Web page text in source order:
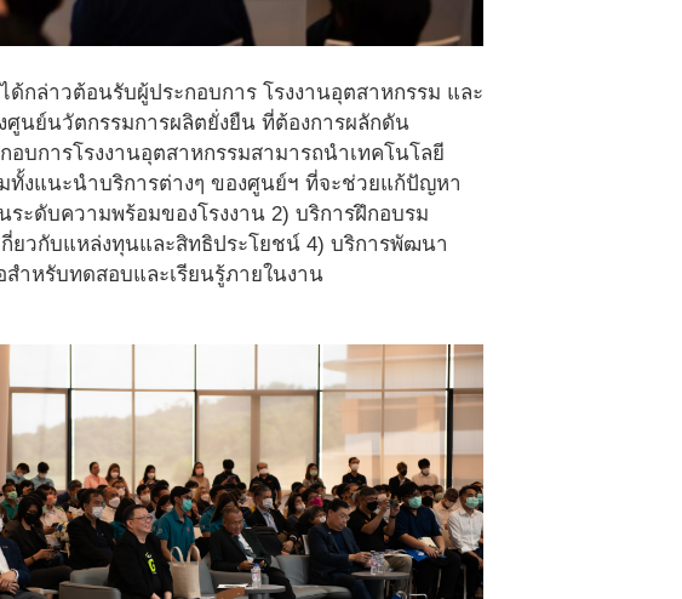
กล่าวต้อนรับผู้ประกอบการ โรงงานอุตสาหกรรม และ
ศูนย์นวัตกรรมการผลิตยั่งยืน ที่ต้องการผลักดัน
อบการโรงงานอุตสาหกรรมสามารถนําเทคโนโลยี
ทั้งแนะนำบริการต่างๆ ของศูนย์ฯ ที่จะช่วยแก้ปัญหา
ะดับความพร้อมของโรงงาน 2) บริการฝึกอบรม
ยวกับแหล่งทุนและสิทธิประโยชน์ 4) บริการพัฒนา
ำหรับทดสอบและเรียนรู้ภายในงาน